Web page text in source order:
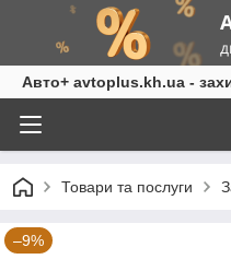
Авто+ avtoplus.kh.ua -
Товари та послуги
–9%